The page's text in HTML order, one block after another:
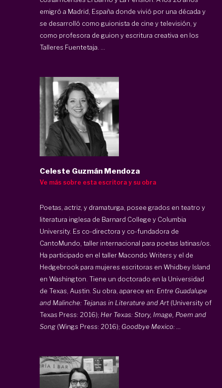
emigró a Madrid, España donde vivió por una década y
se desarrolló como guionista de cine y televisión, y
como profesora de guion y escritura creativa en los
Talleres Fuentetaja. ...
Celeste Guzmán Mendoza
Ve más sobre esta escritora y su obra
Poetas, actriz, y dramaturga, posee grados en teatro y
literatura inglesa de Barnard College y Columbia
University. Es co-directora y co-fundadora de
CantoMundo, taller internacional para poetas latinas/os.
Ha participado en el taller Macondo Writers y el de
Hedgebrook para mujeres escritoras en Whidbey Island
en Washington. Tiene un doctorado en la Universidad
de Texas, Austin. Su obra, aparece en: Entre Guadalupe
and Malinche: Tejanas in Literature and Art (University of
Texas Press: 2016); Her Texas: Story, Image, Poem and
Song (Wings Press: 2016); Goodbye Mexico: ...